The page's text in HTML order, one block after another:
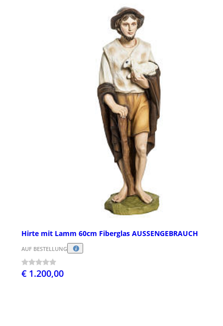
Hirte mit Lamm 60cm Fiberglas AUSSENGEBRAUCH
AUF BESTELLUNG
€ 1.200,00